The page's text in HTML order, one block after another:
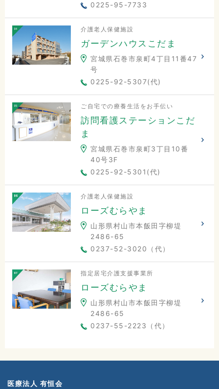
0225-95-7733
介護老人保健施設
ガーデンハウスこだま
宮城県石巻市泉町4丁目11番47
号
0225-92-5307(代)
ご自宅での療養生活をお手伝い
訪問看護ステーションこだ
ま
宮城県石巻市泉町3丁目10番
40号3F
0225-92-5301(代)
介護老人保健施設
ローズむらやま
山形県村山市本飯田字柳堤
2486-65
0237-52-3020（代）
指定居宅介護支援事業所
ローズむらやま
山形県村山市本飯田字柳堤
2486-65
0237-55-2223（代）
医療法人 有恒会